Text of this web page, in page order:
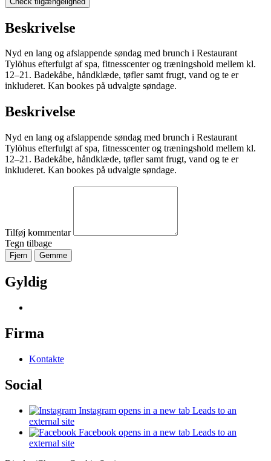
Beskrivelse
Nyd en lang og afslappende søndag med brunch i Restaurant
Tylöhus efterfulgt af spa, fitnesscenter og træningshold mellem kl.
12–21. Badekåbe, håndklæde, tøfler samt frugt, vand og te er
inkluderet. Kan bookes på udvalgte søndage.
Beskrivelse
Nyd en lang og afslappende søndag med brunch i Restaurant
Tylöhus efterfulgt af spa, fitnesscenter og træningshold mellem kl.
12–21. Badekåbe, håndklæde, tøfler samt frugt, vand og te er
inkluderet. Kan bookes på udvalgte søndage.
Tilføj kommentar
Tegn tilbage
Fjern Gemme
Gyldig
Firma
Kontakte
Social
Instagram opens in a new tab Leads to an
external site
Facebook opens in a new tab Leads to an
external site